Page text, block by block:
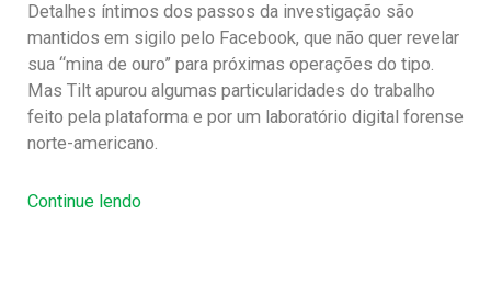
Detalhes íntimos dos passos da investigação são
mantidos em sigilo pelo Facebook, que não quer revelar
sua “mina de ouro” para próximas operações do tipo.
Mas Tilt apurou algumas particularidades do trabalho
feito pela plataforma e por um laboratório digital forense
norte-americano.
Continue lendo